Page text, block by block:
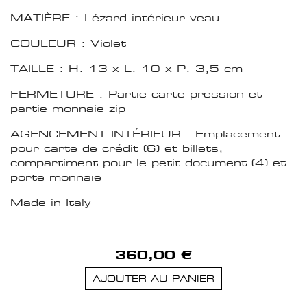
MATIÈRE : Lézard intérieur veau
COULEUR : Violet
TAILLE : H. 13 x L. 10 x P. 3,5 cm
FERMETURE : Partie carte pression et
partie monnaie zip
AGENCEMENT INTÉRIEUR : Emplacement
pour carte de crédit (6) et billets,
compartiment pour le petit document (4) et
porte monnaie
Made in Italy
360,00 €
AJOUTER AU PANIER